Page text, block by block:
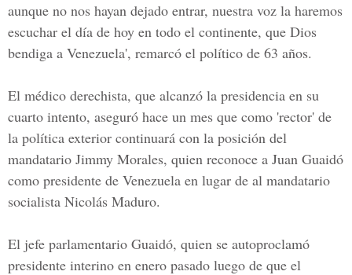
aunque no nos hayan dejado entrar, nuestra voz la haremos
escuchar el día de hoy en todo el continente, que Dios
bendiga a Venezuela', remarcó el político de 63 años.
El médico derechista, que alcanzó la presidencia en su
cuarto intento, aseguró hace un mes que como 'rector' de
la política exterior continuará con la posición del
mandatario Jimmy Morales, quien reconoce a Juan Guaidó
como presidente de Venezuela en lugar de al mandatario
socialista Nicolás Maduro.
El jefe parlamentario Guaidó, quien se autoproclamó
presidente interino en enero pasado luego de que el